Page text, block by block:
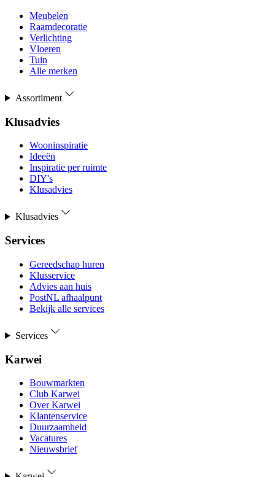
Meubelen
Raamdecoratie
Verlichting
Vloeren
Tuin
Alle merken
Assortiment
Klusadvies
Wooninspiratie
Ideeën
Inspiratie per ruimte
DIY's
Klusadvies
Klusadvies
Services
Gereedschap huren
Klusservice
Advies aan huis
PostNL afhaalpunt
Bekijk alle services
Services
Karwei
Bouwmarkten
Club Karwei
Over Karwei
Klantenservice
Duurzaamheid
Vacatures
Nieuwsbrief